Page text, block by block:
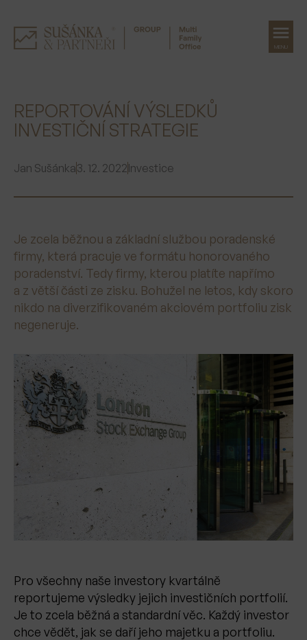
obsah
MENU
REPORTOVÁNÍ VÝSLEDKŮ
INVESTIČNÍ STRATEGIE
Jan Sušánka3. 12. 2022Investice
Je zcela běžnou a základní službou poradenské
firmy, která pracuje ve formátu honorovaného
poradenství. Tedy firmy, kterou platíte napřímo
a z větší části ze zisku. Bohužel ne letos, kdy skoro
nikdo na diverzifikovaném akciovém portfoliu zisk
negeneruje.
Pro všechny naše investory kvartálně
reportujeme výsledky jejich investičních portfolií.
Je to zcela běžná a standardní věc. Každý investor
chce vědět, jak se daří jeho majetku a portfoliu.